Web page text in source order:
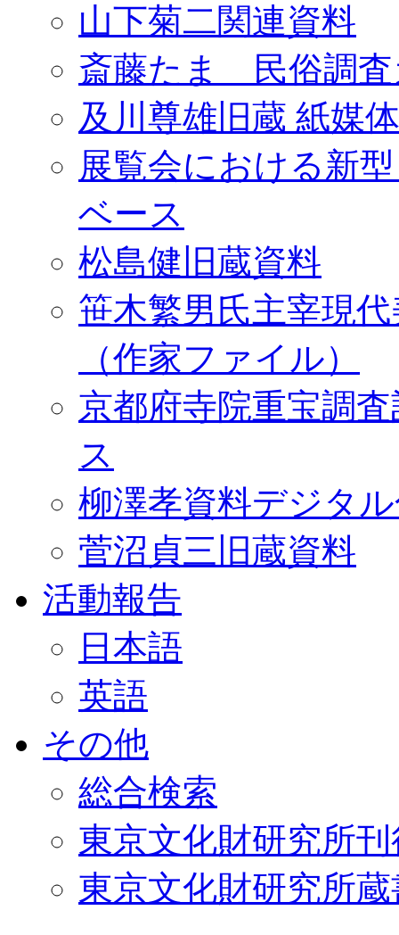
山下菊二関連資料
斎藤たま 民俗調査
及川尊雄旧蔵 紙媒
展覧会における新
ベース
松島健旧蔵資料
笹木繁男氏主宰現
（作家ファイル）
京都府寺院重宝調
ス
柳澤孝資料デジタ
菅沼貞三旧蔵資料
活動報告
日本語
英語
その他
総合検索
東京文化財研究所
東京文化財研究所